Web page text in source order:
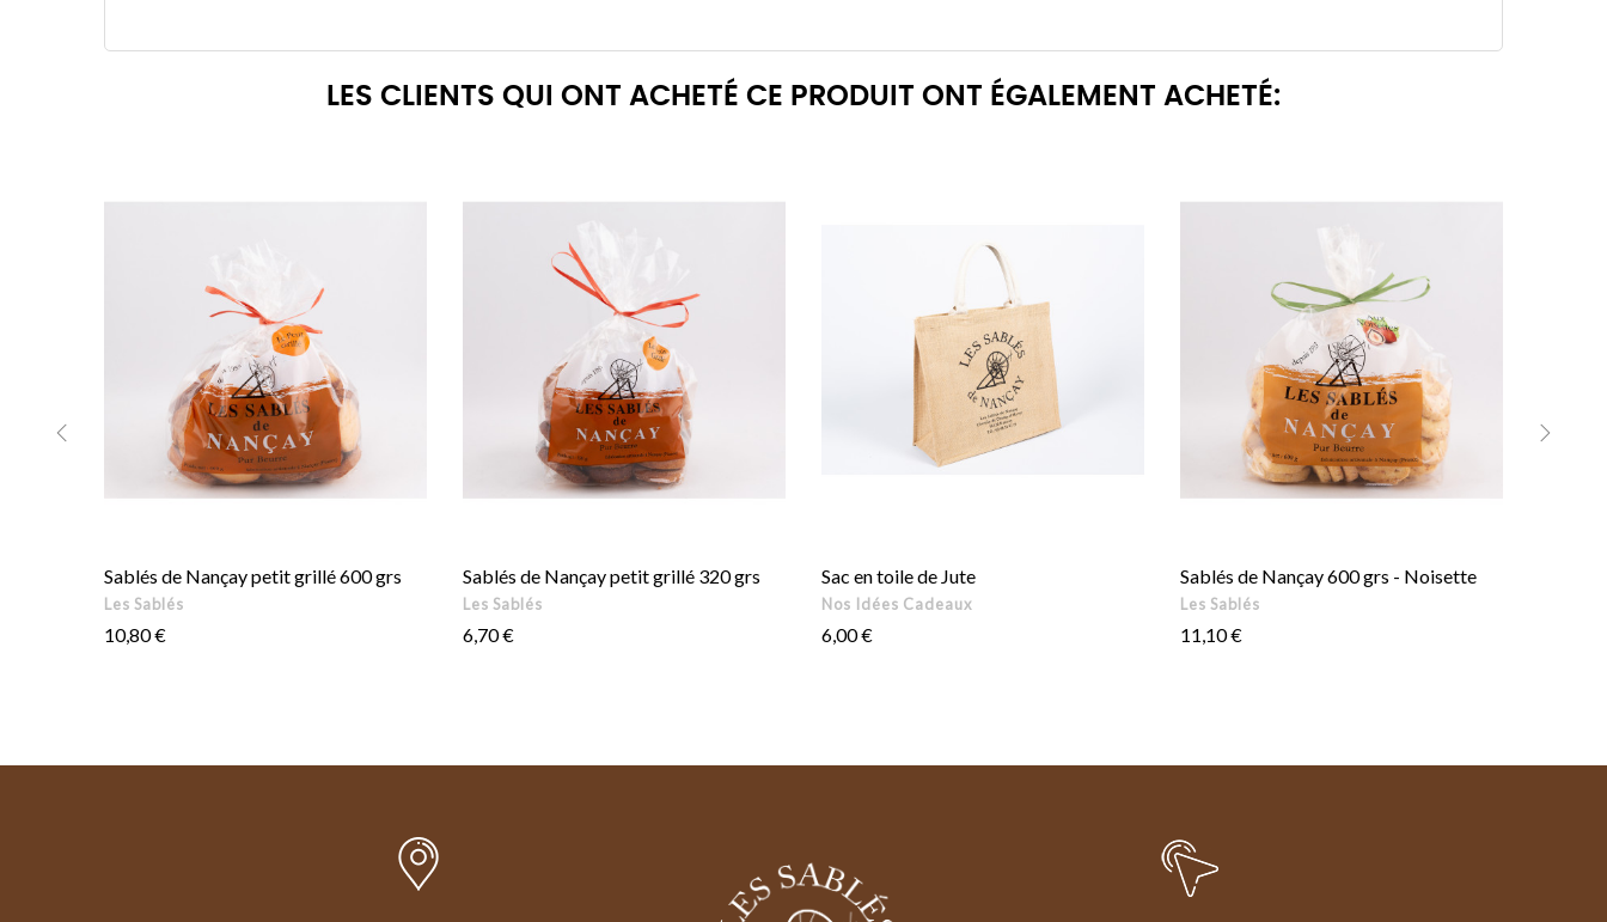
LES CLIENTS QUI ONT ACHETÉ CE PRODUIT ONT ÉGALEMENT ACHETÉ:
Sablés de Nançay petit grillé 600 grs
Les Sablés
Prix
10,80 €
Sablés de Nançay petit grillé 320 grs
Les Sablés
Prix
6,70 €
Sac en toile de Jute
Nos Idées Cadeaux
Prix
6,00 €
Sablés de Nançay 600 grs - Noisette
Les Sablés
Prix
11,10 €